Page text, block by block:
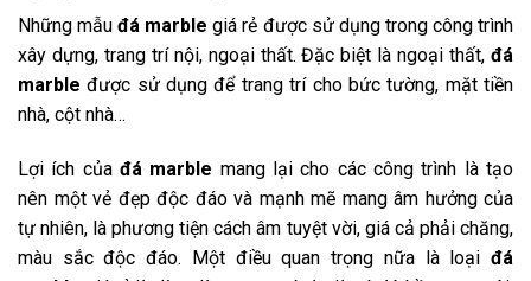
Những mẫuđá marblegiá rẻ được sử dụng trong công trình
xây dựng, trang trí nội, ngoại thất. Đặc biệt là ngoại thất, đá
marble được sử dụng để trang trí cho bức tường, mặt tiền
nhà, cột nhà…
Lợi ích của đá marble mang lại cho các công trình là tạo
nên một vẻ đẹp độc đáo và mạnh mẽ mang âm hưởng của
tự nhiên, là phương tiện cách âm tuyệt vời, giá cả phải chăng,
màu sắc độc đáo. Một điều quan trọng nữa là loại đá